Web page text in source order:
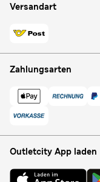
Versandart
Zahlungsarten
Outletcity App laden